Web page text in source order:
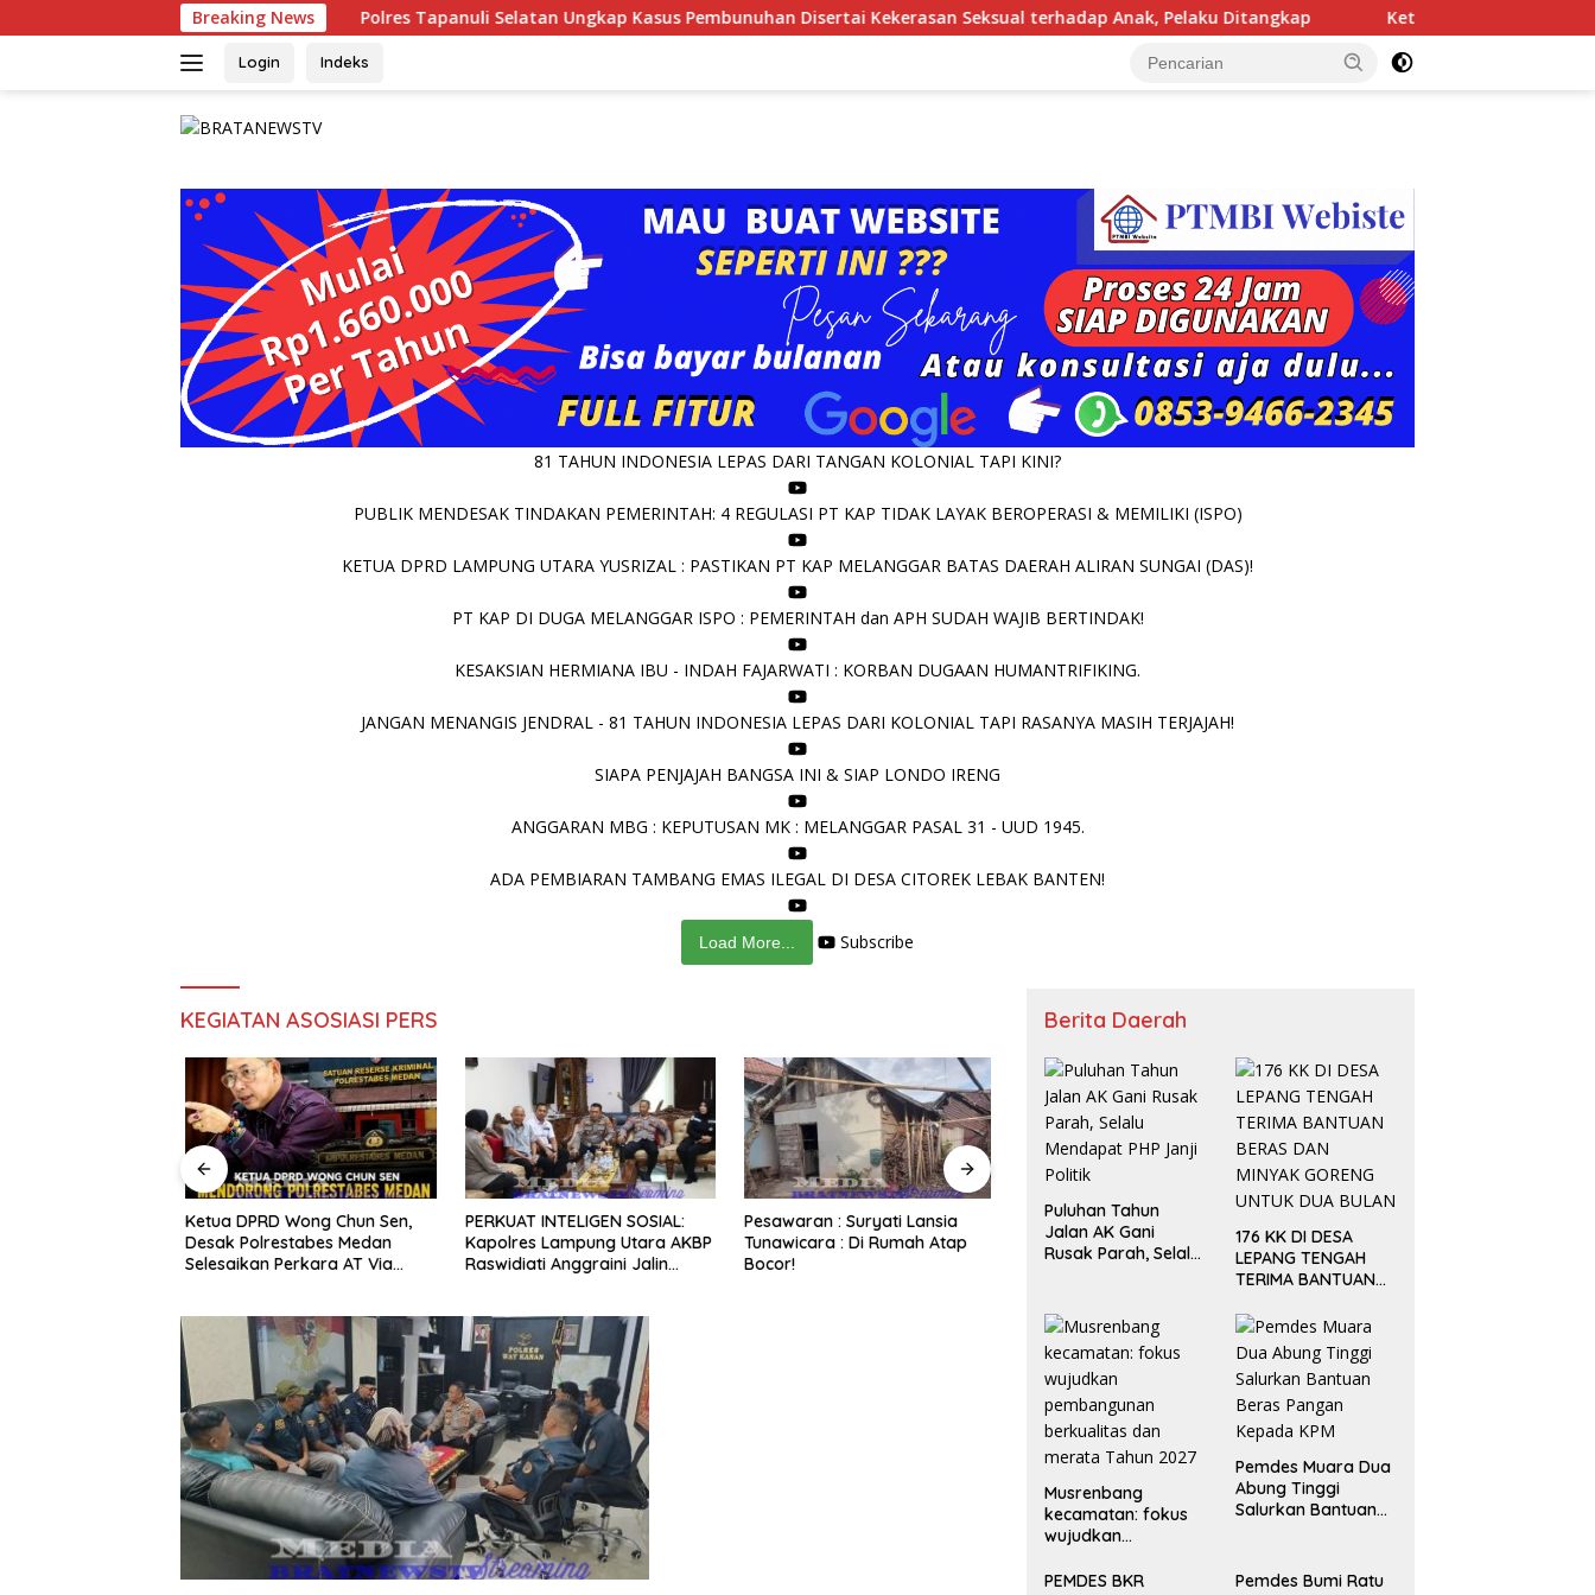
ke
Breaking News
Polres Tapanuli Selatan Ungkap Kasus Pembunuhan Disertai Kekerasan Seksual terhadap Anak, Pelaku Ditangkap Ketua DPRD Wong Chun Sen, Desak
Login Indeks
81 TAHUN INDONESIA LEPAS DARI TANGAN KOLONIAL TAPI KINI?
PUBLIK MENDESAK TINDAKAN PEMERINTAH: 4 REGULASI PT KAP TIDAK LAYAK BEROPERASI & MEMILIKI (ISPO)
KETUA DPRD LAMPUNG UTARA YUSRIZAL : PASTIKAN PT KAP MELANGGAR BATAS DAERAH ALIRAN SUNGAI (DAS)!
PT KAP DI DUGA MELANGGAR ISPO : PEMERINTAH dan APH SUDAH WAJIB BERTINDAK!
KESAKSIAN HERMIANA IBU - INDAH FAJARWATI : KORBAN DUGAAN HUMANTRIFIKING.
JANGAN MENANGIS JENDRAL - 81 TAHUN INDONESIA LEPAS DARI KOLONIAL TAPI RASANYA MASIH TERJAJAH!
SIAPA PENJAJAH BANGSA INI & SIAP LONDO IRENG
ANGGARAN MBG : KEPUTUSAN MK : MELANGGAR PASAL 31 - UUD 1945.
ADA PEMBIARAN TAMBANG EMAS ILEGAL DI DESA CITOREK LEBAK BANTEN!
Load More... Subscribe
KEGIATAN ASOSIASI PERS
Ketua DPRD Wong Chun Sen,
Desak Polrestabes Medan
Selesaikan Perkara AT Via
PERKUAT INTELIGEN SOSIAL:
Kapolres Lampung Utara AKBP
Raswidiati Anggraini Jalin
Pesawaran : Suryati Lansia
Tunawicara : Di Rumah Atap
Bocor!
KNPI Sulsel Gandeng Bea Cukai
Makassar, Bidik Kolaborasi
Pemberdayaan Pemuda
Disambut Tradisi Pedang Pora,
AKBP Raswidiati Anggraini, S.I.K.
Resmi Jabat Kapolres
Lampung Utara
Berita Daerah
Puluhan Tahun
Jalan AK Gani
Rusak Parah, Selalu
176 KK DI DESA
LEPANG TENGAH
TERIMA BANTUAN
GORENG UNTUK
DUA BULAN
Musrenbang
kecamatan: fokus
wujudkan
berkualitas dan
Pemdes Muara Dua
Abung Tinggi
Salurkan Bantuan
PEMDES BKR
Pemdes Bumi Ratu